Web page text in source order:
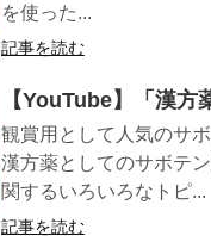
を使った...
記事を読む
【YouTube】「漢
観賞用として人気のサ
漢方薬としてのサボテ
関するいろいろなトピ...
記事を読む